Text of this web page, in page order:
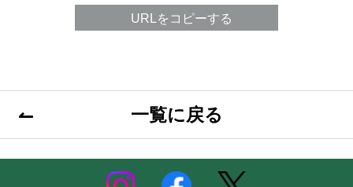
URLをコピーする
一覧に戻る